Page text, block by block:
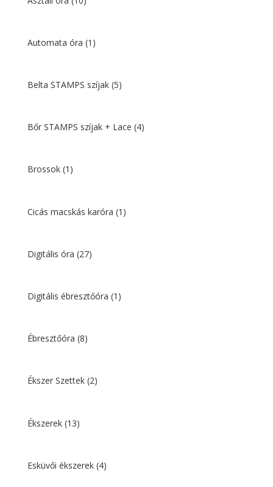
Automata óra (1)
Belta STAMPS szíjak (5)
Bőr STAMPS szíjak + Lace (4)
Brossok (1)
Cicás macskás karóra (1)
Digitális óra (27)
Digitális ébresztőóra (1)
Ébresztőóra (8)
Ékszer Szettek (2)
Ékszerek (13)
Esküvői ékszerek (4)